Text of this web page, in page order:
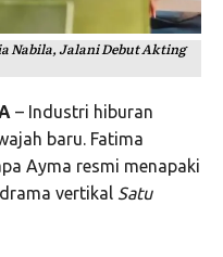
Nabila, Jalani Debut Akting
– Industri hiburan
baru. Fatima
Ayma resmi menapaki
vertikal Satu